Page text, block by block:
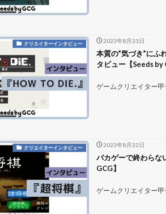
クリエイターインタビュー 2023年8月23日
本質の”気づき”にふ
タビュー【Seeds by
ゲームクリエイター
クリエイターインタビュー 2023年8月22日
バカゲーで終わらな
GCG】
ゲームクリエイター